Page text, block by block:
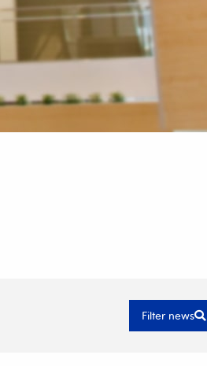
Filter news